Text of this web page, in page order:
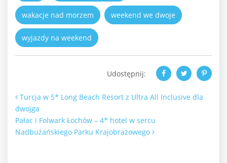
wakacje nad morzem weekend we dwoje
wyjazdy na weekend
Udostępnij:
Nawigacja po artykułach
Turcja w 5* Long Beach Resort z Ultra All Inclusive dla
dwojga
Pałac i Folwark Łochów – 4* hotel w sercu
Nadbużańskiego Parku Krajobrazowego